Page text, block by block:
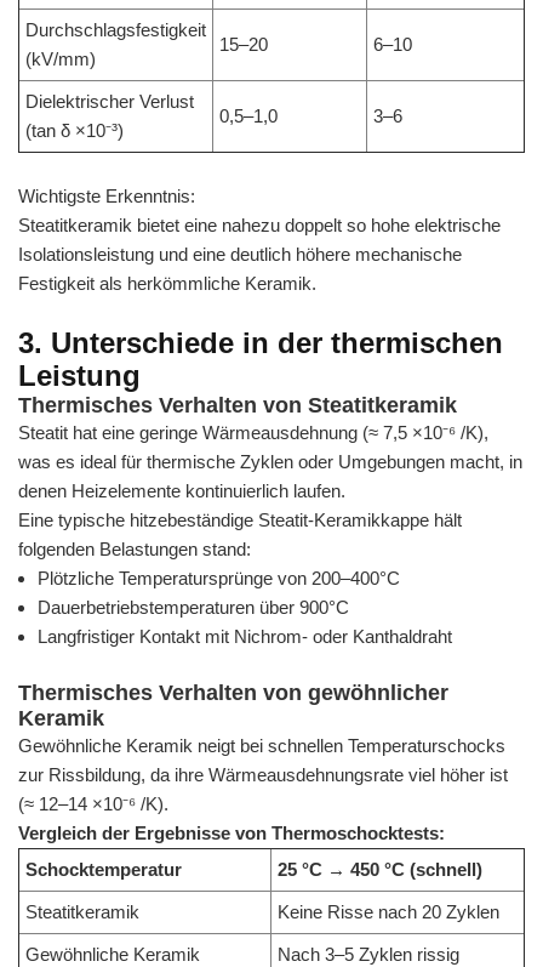
Durchschlagsfestigkeit
(kV/mm)
15–20 6–10
Dielektrischer Verlust
(tan δ ×10⁻³)
0,5–1,0 3–6
Wichtigste Erkenntnis:
Steatitkeramik bietet eine nahezu doppelt so hohe elektrische
Isolationsleistung und eine deutlich höhere mechanische
Festigkeit als herkömmliche Keramik.
3. Unterschiede in der thermischen
Leistung
Thermisches Verhalten von Steatitkeramik
Steatit hat eine geringe Wärmeausdehnung (≈ 7,5 ×10⁻⁶ /K),
was es ideal für thermische Zyklen oder Umgebungen macht, in
denen Heizelemente kontinuierlich laufen.
Eine typische hitzebeständige Steatit-Keramikkappe hält
folgenden Belastungen stand:
Plötzliche Temperatursprünge von 200–400°C
Dauerbetriebstemperaturen über 900°C
Langfristiger Kontakt mit Nichrom- oder Kanthaldraht
Thermisches Verhalten von gewöhnlicher
Keramik
Gewöhnliche Keramik neigt bei schnellen Temperaturschocks
zur Rissbildung, da ihre Wärmeausdehnungsrate viel höher ist
(≈ 12–14 ×10⁻⁶ /K).
Vergleich der Ergebnisse von Thermoschocktests:
Schocktemperatur
25 °C → 450 °C (schnell)
Steatitkeramik Keine Risse nach 20 Zyklen
Gewöhnliche Keramik
Nach 3–5 Zyklen rissig